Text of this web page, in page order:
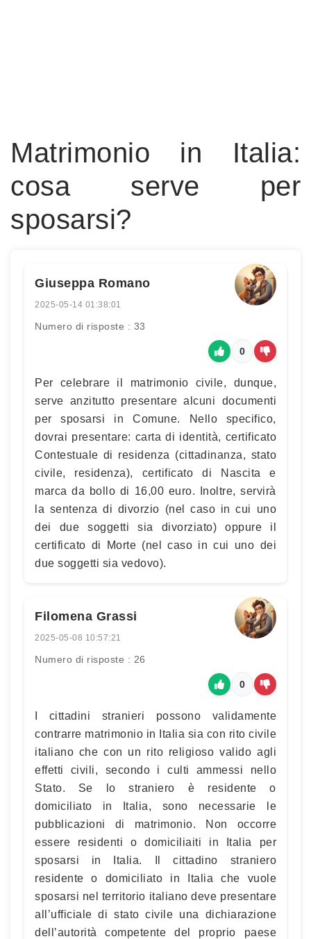
Matrimonio in Italia:
cosa serve per
sposarsi?
Giuseppa Romano
2025-05-14 01:38:01
Numero di risposte : 33
0
Per celebrare il matrimonio civile, dunque,
serve anzitutto presentare alcuni documenti
per sposarsi in Comune. Nello specifico,
dovrai presentare: carta di identità, certificato
Contestuale di residenza (cittadinanza, stato
civile, residenza), certificato di Nascita e
marca da bollo di 16,00 euro. Inoltre, servirà
la sentenza di divorzio (nel caso in cui uno
dei due soggetti sia divorziato) oppure il
certificato di Morte (nel caso in cui uno dei
due soggetti sia vedovo).
Filomena Grassi
2025-05-08 10:57:21
Numero di risposte : 26
0
I cittadini stranieri possono validamente
contrarre matrimonio in Italia sia con rito civile
italiano che con un rito religioso valido agli
effetti civili, secondo i culti ammessi nello
Stato. Se lo straniero è residente o
domiciliato in Italia, sono necessarie le
pubblicazioni di matrimonio. Non occorre
essere residenti o domiciliaiti in Italia per
sposarsi in Italia. Il cittadino straniero
residente o domiciliato in Italia che vuole
sposarsi nel territorio italiano deve presentare
all’ufficiale di stato civile una dichiarazione
dell’autorità competente del proprio paese